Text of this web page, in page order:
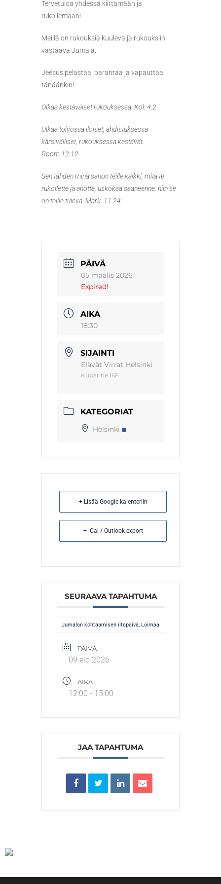
Tervetuloa yhdessä kiittämään ja
rukoilemaan!
Meillä on rukouksia kuuleva ja rukouksiin
vastaava Jumala.
Jeesus pelastaa, parantaa ja vapauttaa
tänäänkin!
Olkaa kestäväiset rukouksessa. Kol. 4:2
Olkaa toivossa iloiset, ahdistuksessa
kärsivälliset, rukouksessa kestävät.
Room.12:12
Sen tähden minä sanon teille kaikki, mitä te
rukoilette ja anotte, uskokaa saaneenne, niin se
on teille tuleva. Mark. 11:24
PÄIVÄ
05 maalis 2026
Expired!
AIKA
18:30
SIJAINTI
Elävät Virrat Helsinki
Kuparitie 16F
KATEGORIAT
Helsinki
+ Lisää Google kalenteriin
+ iCal / Outlook export
SEURAAVA TAPAHTUMA
Jumalan kohtaamisen iltapäivä, Loimaa
PÄIVÄ
09 elo 2026
AIKA
12:00 - 15:00
JAA TAPAHTUMA